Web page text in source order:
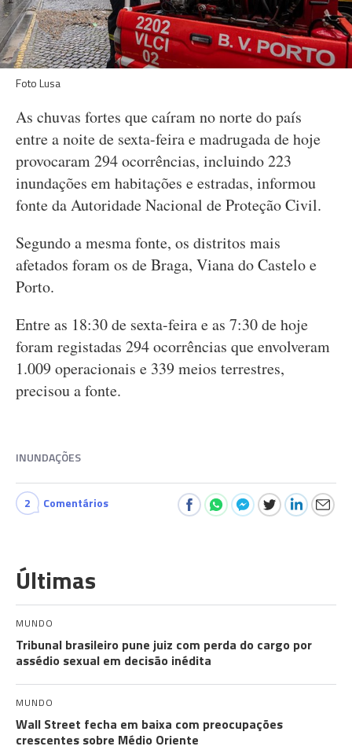
Foto Lusa
As chuvas fortes que caíram no norte do país
entre a noite de sexta-feira e madrugada de hoje
provocaram 294 ocorrências, incluindo 223
inundações em habitações e estradas, informou
fonte da Autoridade Nacional de Proteção Civil.
Segundo a mesma fonte, os distritos mais
afetados foram os de Braga, Viana do Castelo e
Porto.
Entre as 18:30 de sexta-feira e as 7:30 de hoje
foram registadas 294 ocorrências que envolveram
1.009 operacionais e 339 meios terrestres,
precisou a fonte.
INUNDAÇÕES
2 Comentários
Últimas
MUNDO
Tribunal brasileiro pune juiz com perda do cargo por
assédio sexual em decisão inédita
MUNDO
Wall Street fecha em baixa com preocupações
crescentes sobre Médio Oriente